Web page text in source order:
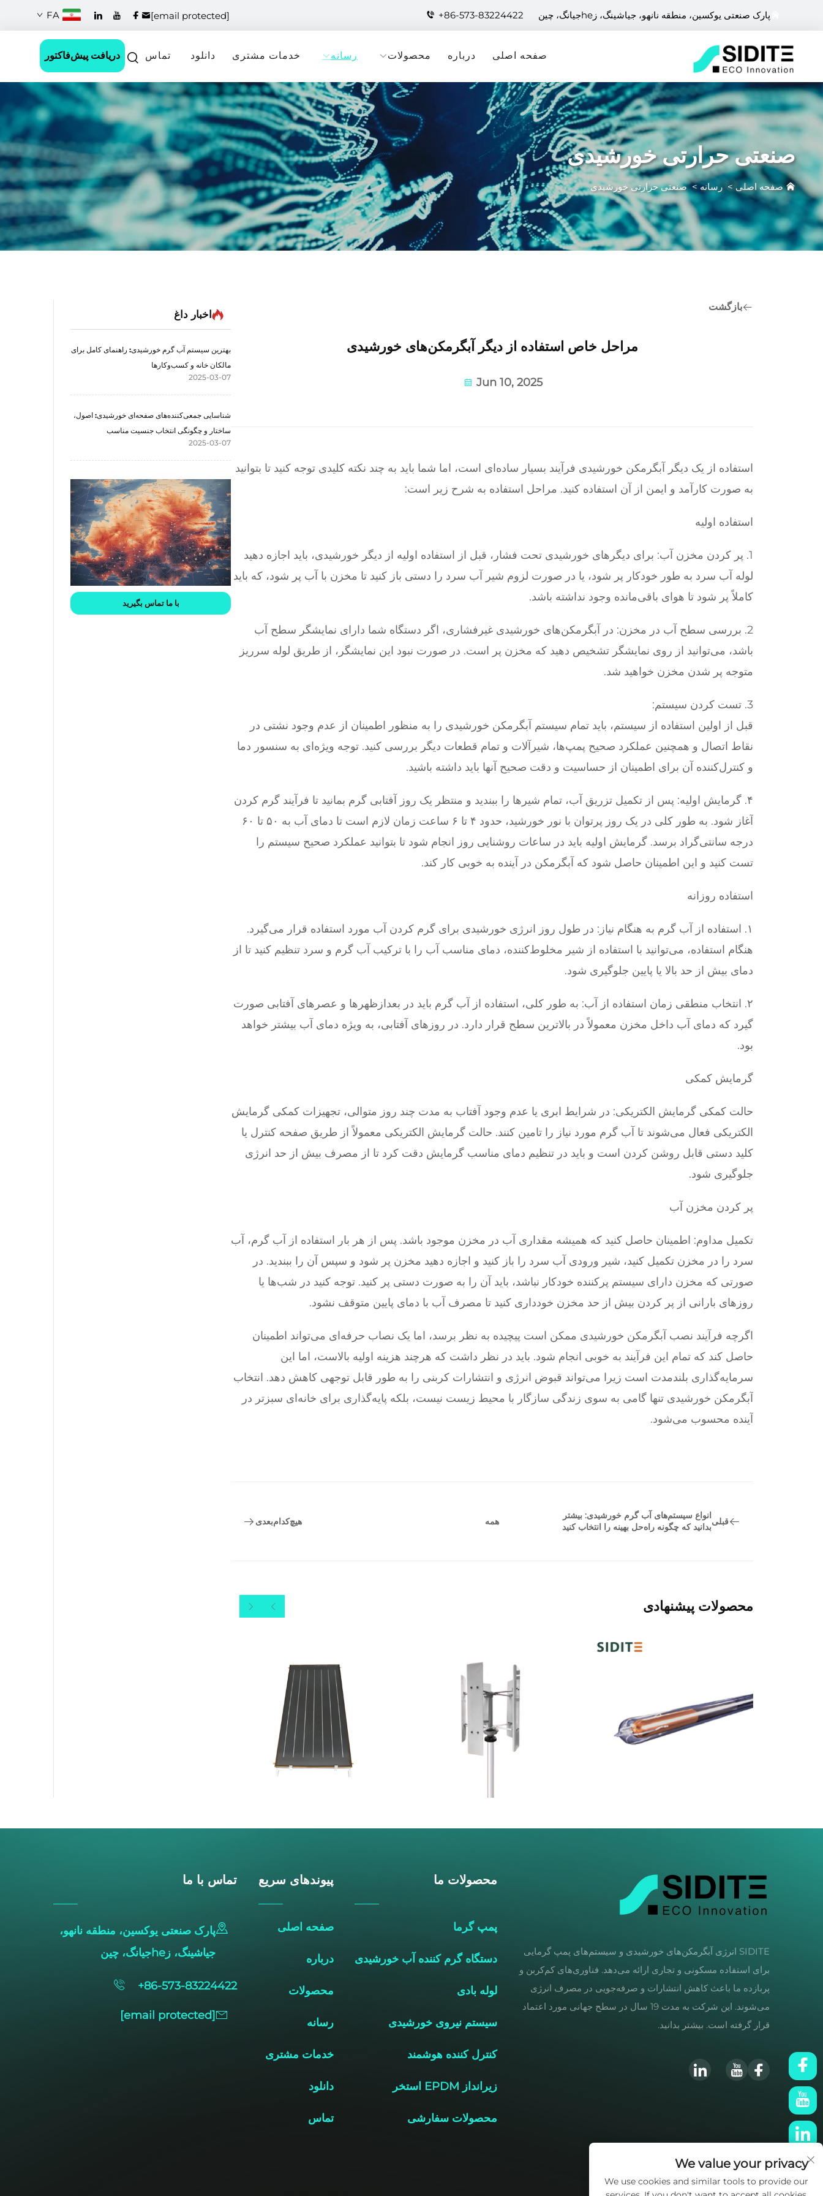
پارک صنعتی یوکسین، منطقه نانهو، جیاشینگ، زheجیانگ، چین +86-573-83224422
[email protected]
FA
صفحه اصلی درباره محصولات رسانه خدمات مشتری دانلود تماس دریافت پیش‌فاکتور
صنعتی حرارتی خورشیدی
صفحه اصلی >رسانه>صنعتی حرارتی خورشیدی
بازگشت
مراحل خاص استفاده از دیگر آبگرمکن‌های خورشیدی
Jun 10, 2025
استفاده از یک دیگر آبگرمکن خورشیدی فرآیند بسیار ساده‌ای است، اما شما باید به چند نکته کلیدی توجه کنید تا بتوانید
به صورت کارآمد و ایمن از آن استفاده کنید. مراحل استفاده به شرح زیر است:
استفاده اولیه
1. پر کردن مخزن آب: برای دیگرهای خورشیدی تحت فشار، قبل از استفاده اولیه از دیگر خورشیدی، باید اجازه دهید
لوله آب سرد به طور خودکار پر شود، یا در صورت لزوم شیر آب سرد را دستی باز کنید تا مخزن با آب پر شود، که باید
کاملاً پر شود تا هوای باقی‌مانده وجود نداشته باشد.
2. بررسی سطح آب در مخزن: در آبگرمکن‌های خورشیدی غیرفشاری، اگر دستگاه شما دارای نمایشگر سطح آب
باشد، می‌توانید از روی نمایشگر تشخیص دهید که مخزن پر است. در صورت نبود این نمایشگر، از طریق لوله سرریز
متوجه پر شدن مخزن خواهید شد.
3. تست کردن سیستم:
قبل از اولین استفاده از سیستم، باید تمام سیستم آبگرمکن خورشیدی را به منظور اطمینان از عدم وجود نشتی در
نقاط اتصال و همچنین عملکرد صحیح پمپ‌ها، شیرآلات و تمام قطعات دیگر بررسی کنید. توجه ویژه‌ای به سنسور دما
و کنترل‌کننده آن برای اطمینان از حساسیت و دقت صحیح آنها باید داشته باشید.
۴. گرمایش اولیه: پس از تکمیل تزریق آب، تمام شیرها را ببندید و منتظر یک روز آفتابی گرم بمانید تا فرآیند گرم کردن
آغاز شود. به طور کلی در یک روز پرتوان با نور خورشید، حدود ۴ تا ۶ ساعت زمان لازم است تا دمای آب به ۵۰ تا ۶۰
درجه سانتی‌گراد برسد. گرمایش اولیه باید در ساعات روشنایی روز انجام شود تا بتوانید عملکرد صحیح سیستم را
تست کنید و این اطمینان حاصل شود که آبگرمکن در آینده به خوبی کار کند.
استفاده روزانه
۱. استفاده از آب گرم به هنگام نیاز: در طول روز انرژی خورشیدی برای گرم کردن آب مورد استفاده قرار می‌گیرد.
هنگام استفاده، می‌توانید با استفاده از شیر مخلوط‌کننده، دمای مناسب آب را با ترکیب آب گرم و سرد تنظیم کنید تا از
دمای بیش از حد بالا یا پایین جلوگیری شود.
۲. انتخاب منطقی زمان استفاده از آب: به طور کلی، استفاده از آب گرم باید در بعدازظهرها و عصرهای آفتابی صورت
گیرد که دمای آب داخل مخزن معمولاً در بالاترین سطح قرار دارد. در روزهای آفتابی، به ویژه دمای آب بیشتر خواهد
بود.
گرمایش کمکی
حالت کمکی گرمایش الکتریکی: در شرایط ابری یا عدم وجود آفتاب به مدت چند روز متوالی، تجهیزات کمکی گرمایش
الکتریکی فعال می‌شوند تا آب گرم مورد نیاز را تامین کنند. حالت گرمایش الکتریکی معمولاً از طریق صفحه کنترل یا
کلید دستی قابل روشن کردن است و باید در تنظیم دمای مناسب گرمایش دقت کرد تا از مصرف بیش از حد انرژی
جلوگیری شود.
پر کردن مخزن آب
تکمیل مداوم: اطمینان حاصل کنید که همیشه مقداری آب در مخزن موجود باشد. پس از هر بار استفاده از آب گرم، آب
سرد را در مخزن تکمیل کنید، شیر ورودی آب سرد را باز کنید و اجازه دهید مخزن پر شود و سپس آن را ببندید. در
صورتی که مخزن دارای سیستم پرکننده خودکار نباشد، باید آن را به صورت دستی پر کنید. توجه کنید در شب‌ها یا
روزهای بارانی از پر کردن بیش از حد مخزن خودداری کنید تا مصرف آب با دمای پایین متوقف نشود.
اگرچه فرآیند نصب آبگرمکن خورشیدی ممکن است پیچیده به نظر برسد، اما یک نصاب حرفه‌ای می‌تواند اطمینان
حاصل کند که تمام این فرآیند به خوبی انجام شود. باید در نظر داشت که هرچند هزینه اولیه بالاست، اما این
سرمایه‌گذاری بلندمدت است زیرا می‌تواند قبوض انرژی و انتشارات کربنی را به طور قابل توجهی کاهش دهد. انتخاب
آبگرمکن خورشیدی تنها گامی به سوی زندگی سازگار با محیط زیست نیست، بلکه پایه‌گذاری برای خانه‌ای سبزتر در
آینده محسوب می‌شود.
قبلی
انواع سیستم‌های آب گرم خورشیدی: بیشتر
بدانید که چگونه راه‌حل بهینه را انتخاب کنید
همه هیچ‌کدامبعدی
محصولات پیشنهادی
اخبار داغ
بهترین سیستم آب گرم خورشیدی: راهنمای کامل برای
مالکان خانه و کسب‌وکارها
2025-03-07
شناسایی جمعی‌کننده‌های صفحه‌ای خورشیدی: اصول،
ساختار و چگونگی انتخاب جنسیت مناسب
2025-03-07
با ما تماس بگیرید
SIDITE انرژی آبگرمکن‌های خورشیدی و سیستم‌های پمپ گرمایی
برای استفاده مسکونی و تجاری ارائه می‌دهد. فناوری‌های کم‌کربن و
پربازده ما باعث کاهش انتشارات و صرفه‌جویی در مصرف انرژی
می‌شوند. این شرکت به مدت 19 سال در سطح جهانی مورد اعتماد
قرار گرفته است. بیشتر بدانید.
محصولات ما
پمپ گرما
دستگاه گرم کننده آب خورشیدی
لوله بادی
سیستم نیروی خورشیدی
کنترل کننده هوشمند
زیرانداز EPDM استخر
محصولات سفارشی
پیوندهای سریع
صفحه اصلی
درباره
محصولات
رسانه
خدمات مشتری
دانلود
تماس
تماس با ما
پارک صنعتی یوکسین، منطقه نانهو،
جیاشینگ، زheجیانگ، چین
+86-573-83224422
[email protected]
We value your privacy
We use cookies and similar tools to provide our